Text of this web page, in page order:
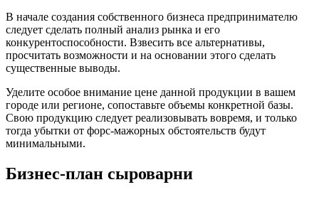
В начале создания собственного бизнеса предпринимателю
следует сделать полный анализ рынка и его
конкурентоспособности. Взвесить все альтернативы,
просчитать возможности и на основании этого сделать
существенные выводы.
Уделите особое внимание цене данной продукции в вашем
городе или регионе, сопоставьте объемы конкретной базы.
Свою продукцию следует реализовывать вовремя, и только
тогда убытки от форс-мажорных обстоятельств будут
минимальными.
Бизнес-план сыроварни